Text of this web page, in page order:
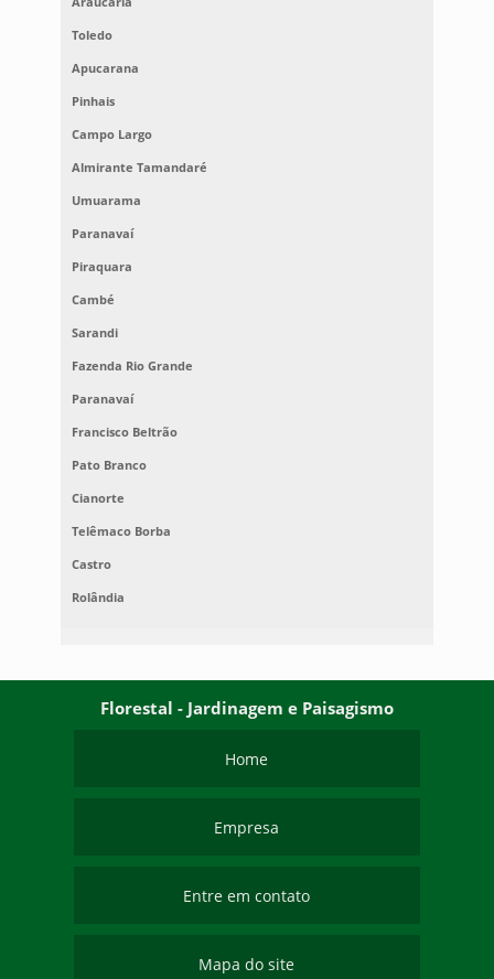
Toledo
Apucarana
Pinhais
Campo Largo
Almirante Tamandaré
Umuarama
Paranavaí
Piraquara
Cambé
Sarandi
Fazenda Rio Grande
Paranavaí
Francisco Beltrão
Pato Branco
Cianorte
Telêmaco Borba
Castro
Rolândia
Florestal - Jardinagem e Paisagismo
Home
Empresa
Entre em contato
Mapa do site